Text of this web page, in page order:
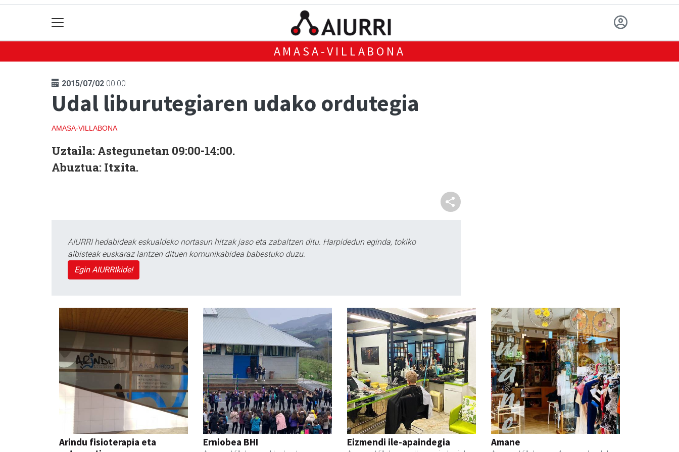
AMASA-VILLABONA
2015/07/02 00:00
Udal liburutegiaren udako ordutegia
AMASA-VILLABONA
Uztaila: Astegunetan 09:00-14:00.
Abuztua: Itxita.
AIURRI hedabideak eskualdeko nortasun hitzak jaso eta zabaltzen ditu. Harpidedun eginda, tokiko
albisteak euskaraz lantzen dituen komunikabidea babestuko duzu.
Egin AIURRIkide!
Arindu fisioterapia eta
Erniobea BHI Eizmendi ile-apaindegia Amane